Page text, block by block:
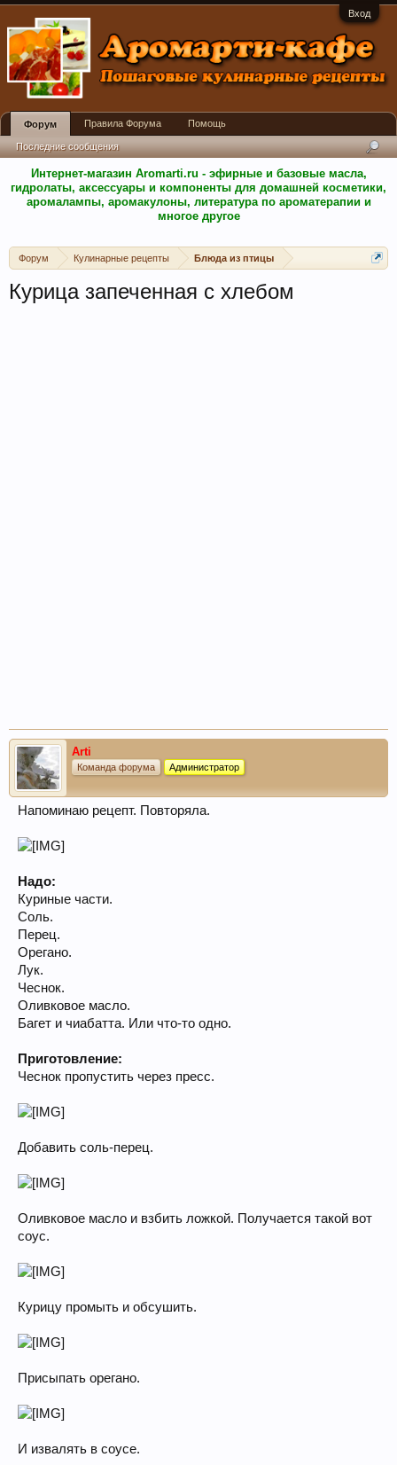
Вход
Интернет-магазин Aromarti.ru - эфирные и базовые масла,
гидролаты, аксессуары и компоненты для домашней косметики,
аромалампы, аромакулоны, литература по ароматерапии и
многое другое
Форум Кулинарные рецепты Блюда из птицы
Курица запеченная с хлебом
Arti
Команда форума Администратор
Напоминаю рецепт. Повторяла.
Надо:
Куриные части.
Соль.
Перец.
Орегано.
Лук.
Чеснок.
Оливковое масло.
Багет и чиабатта. Или что-то одно.
Приготовление:
Чеснок пропустить через пресс.
Добавить соль-перец.
Оливковое масло и взбить ложкой. Получается такой вот
соус.
Курицу промыть и обсушить.
Присыпать орегано.
И извалять в соусе.
Форум
Последние сообщения
Правила Форума Помощь